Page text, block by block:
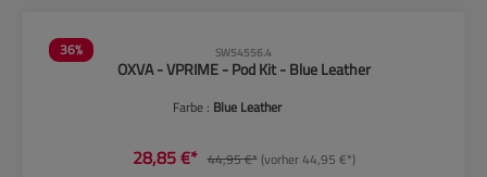
36% SW54556.4
OXVA - VPRIME - Pod Kit - Blue Leather
Farbe : Blue Leather
28,85 €* 44,95 €*(vorher 44,95 €*)